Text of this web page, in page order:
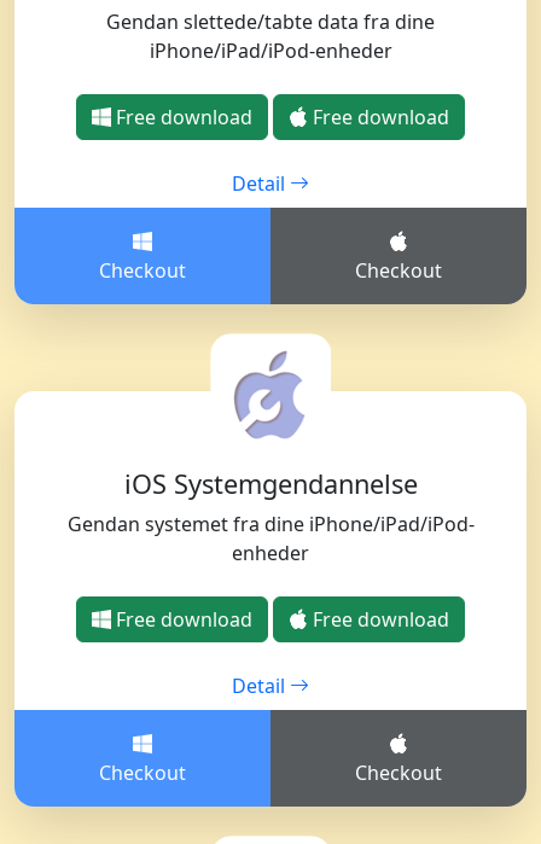
Gendan slettede/tabte data fra dine
iPhone/iPad/iPod-enheder
Free download Free download
Detail
Checkout Checkout
iOS Systemgendannelse
Gendan systemet fra dine iPhone/iPad/iPod-
enheder
Free download Free download
Detail
Checkout Checkout